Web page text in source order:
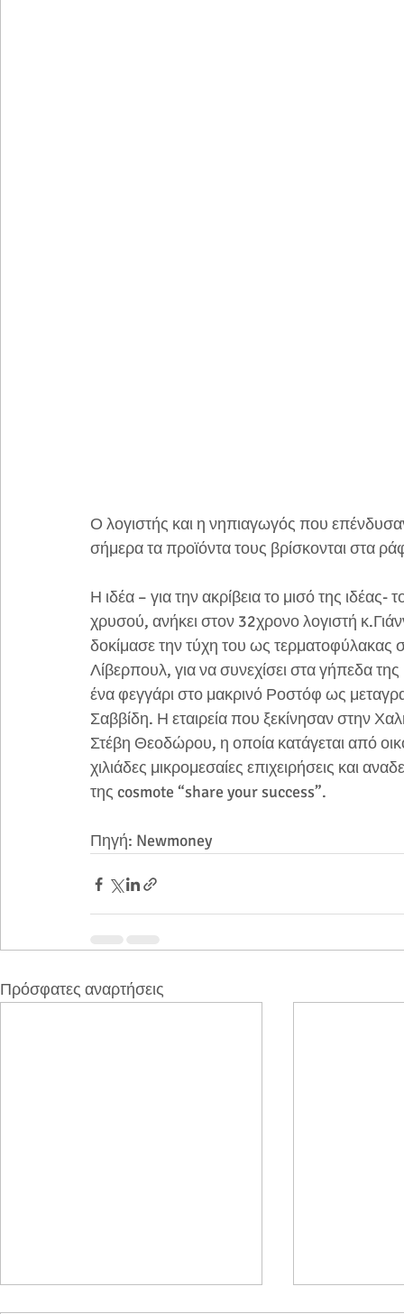
Ο λογιστής και η νηπιαγωγός που
σήμερα τα προϊόντα τους βρίσκονται στα
Η ιδέα – για την ακρίβεια το μισό της
χρυσού, ανήκει στον 32χρονο λογιστή
δοκίμασε την τύχη του ως τερματοφύλακας
Λίβερπουλ, για να συνεχίσει στα γήπεδα
ένα φεγγάρι στο μακρινό Ροστόφ ως
Σαββίδη. Η εταιρεία που ξεκίνησαν στην
Στέβη Θεοδώρου, η οποία κατάγεται από
χιλιάδες μικρομεσαίες επιχειρήσεις και
της cosmote “share your success”.
Πηγή: Newmoney
Πρόσφατες αναρτήσεις